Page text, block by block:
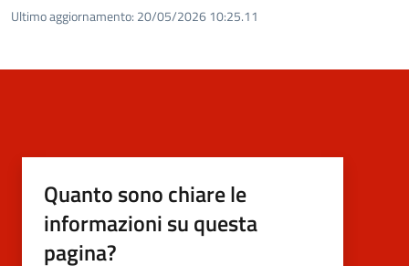
Ultimo aggiornamento: 20/05/2026 10:25.11
Quanto sono chiare le
informazioni su questa
pagina?